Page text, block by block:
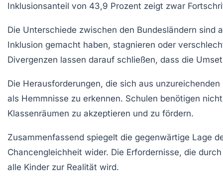
Inklusionsanteil von 43,9 Prozent zeigt zwar
Die Unterschiede zwischen den Bundesländern sind
Inklusion gemacht haben, stagnieren oder
Divergenzen lassen darauf schließen, dass die
Die Herausforderungen, die sich aus
als Hemmnisse zu erkennen. Schulen benötigen
Klassenräumen zu akzeptieren und zu fördern.
Zusammenfassend spiegelt die gegenwärtige Lage
Chancengleichheit wider. Die Erfordernisse, die
alle Kinder zur Realität wird.